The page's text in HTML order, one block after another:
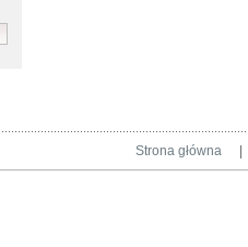
Strona główna